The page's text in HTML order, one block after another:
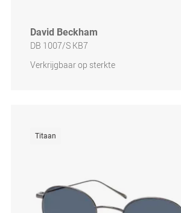
David Beckham
DB 1007/S KB7
Verkrijgbaar op sterkte
Titaan